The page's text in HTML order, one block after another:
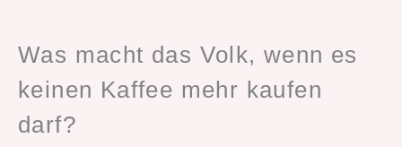
Was macht das Volk, wenn es
keinen Kaffee mehr kaufen
darf?